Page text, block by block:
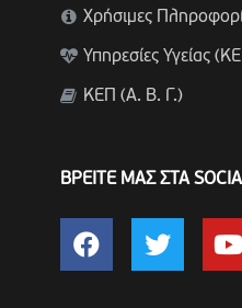
Χρήσιμες
Υπηρεσίες Υγείας
ΚΕΠ (Α. Β. Γ.)
ΒΡΕΙΤΕ ΜΑΣ ΣΤΑ